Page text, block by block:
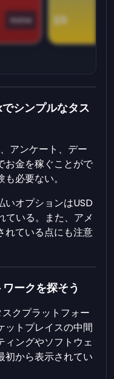
Game $9
シンプルなタス
アンケート、デー
お金を稼ぐことがで
必要ない。
いオプションはUSD
いる。また、アメ
れている点にも注意
ークを探そう
クプラットフォー
ットプレイスの中間
ィングやソフトウェ
初から表示されてい